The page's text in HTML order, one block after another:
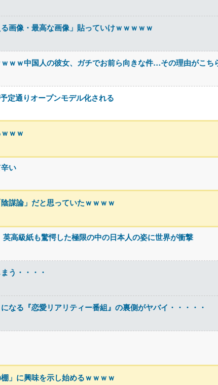
画像・最高な画像」貼っていけｗｗｗｗｗ
ｗｗｗ中国人の彼女、ガチでお前ら向きな件…その理由がこ
定通りオープンモデル化される
ｗｗ
い
謀論」だと思っていたｗｗｗｗ
高級紙も驚愕した極限の中の日本人の姿に世界が衝撃
う・・・・
なる『恋愛リアリティー番組』の裏側がヤバイ・・・・・
」に興味を示し始めるｗｗｗｗ